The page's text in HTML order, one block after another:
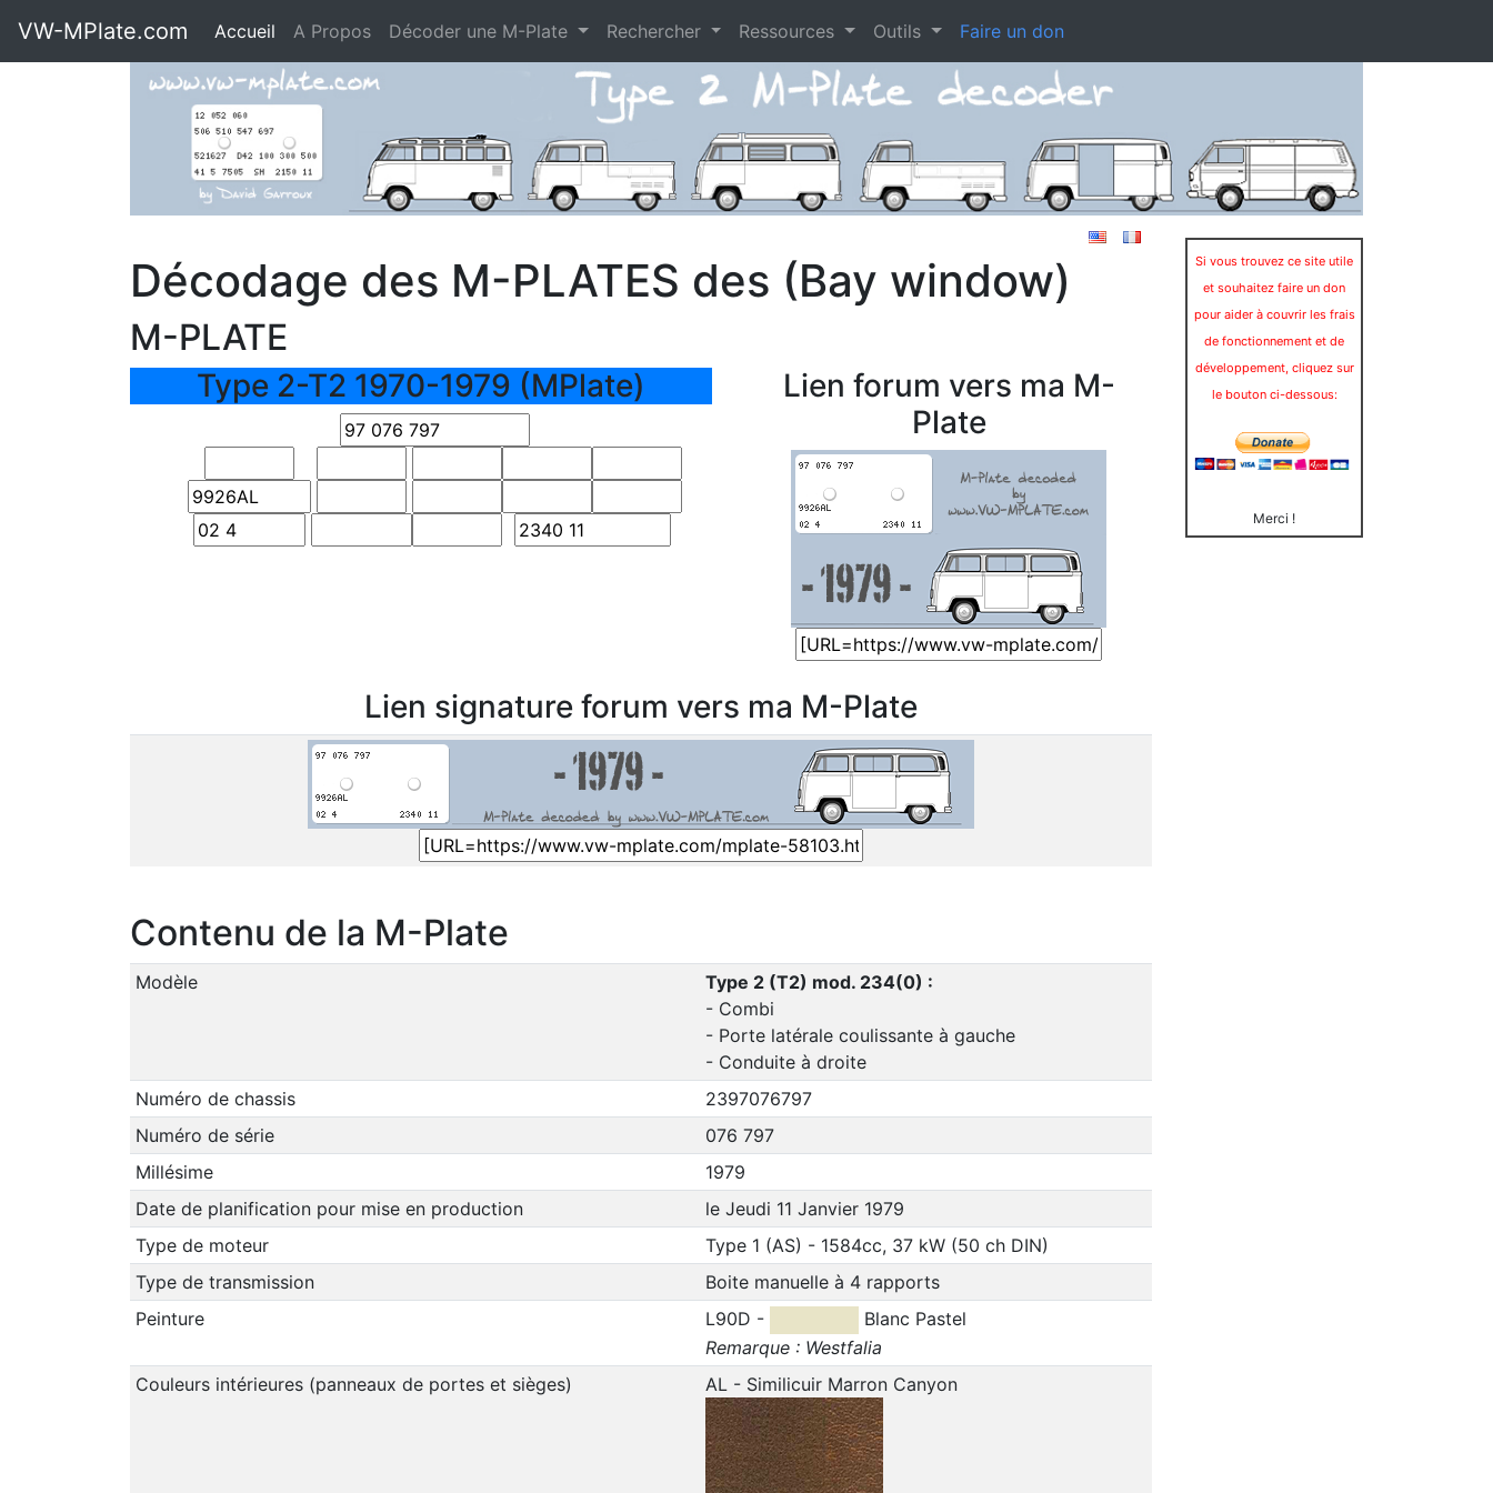
VW-MPlate.com Accueil A Propos Décoder une M-Plate Rechercher Ressources Outils Faire un don
Décodage des M-PLATES des (Bay window)
M-PLATE
Type 2-T2 1970-1979 (MPlate)
Lien forum vers ma M-
Plate
Lien signature forum vers ma M-Plate
Contenu de la M-Plate
Modèle
Type 2 (T2) mod. 234(0) :
- Combi
- Porte latérale coulissante à gauche
- Conduite à droite
Numéro de chassis
2397076797
Numéro de série
076 797
Millésime
1979
Date de planification pour mise en production
le Jeudi 11 Janvier 1979
Type de moteur
Type 1 (AS) - 1584cc, 37 kW (50 ch DIN)
Type de transmission
Boite manuelle à 4 rapports
Peinture
L90D -
Blanc Pastel
Remarque : Westfalia
Couleurs intérieures (panneaux de portes et sièges)
AL - Similicuir Marron Canyon
Si vous trouvez ce site utile
et souhaitez faire un don
pour aider à couvrir les frais
de fonctionnement et de
développement, cliquez sur
le bouton ci-dessous:
Merci !